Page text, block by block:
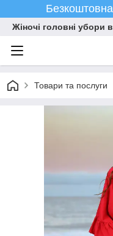
Жіночі головні убори
Товари та послуги